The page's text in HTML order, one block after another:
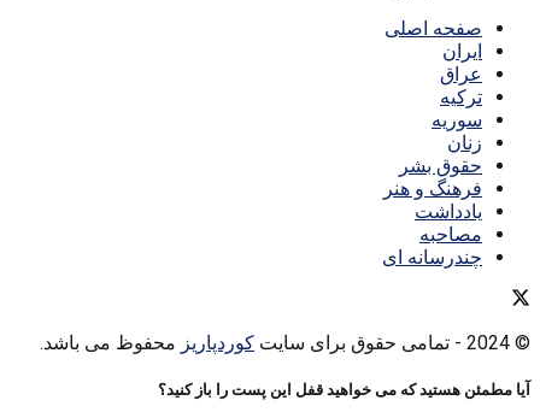
صفحه اصلی
ایران
عراق
ترکیه
سوریه
زنان
حقوق بشر
فرهنگ و هنر
یادداشت
مصاحبه
چندرسانه ای
© 2024 - تمامی حقوق برای سایت کوردپاریز محفوظ می باشد.
آیا مطمئن هستید که می خواهید قفل این پست را باز کنید؟